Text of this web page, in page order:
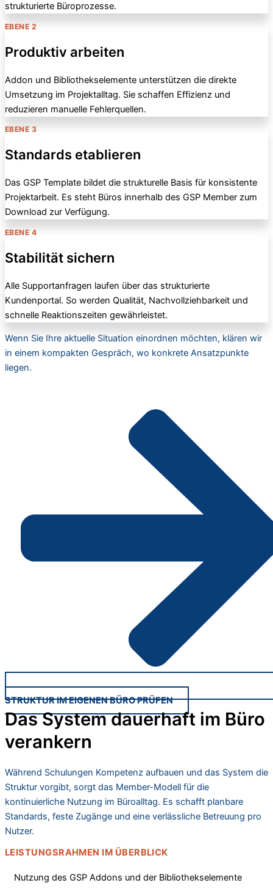
strukturierte Büroprozesse.
EBENE 2
Produktiv arbeiten
Addon und Bibliothekselemente unterstützen die direkte
Umsetzung im Projektalltag. Sie schaffen Effizienz und
reduzieren manuelle Fehlerquellen.
EBENE 3
Standards etablieren
Das GSP Template bildet die strukturelle Basis für konsistente
Projektarbeit. Es steht Büros innerhalb des GSP Member zum
Download zur Verfügung.
EBENE 4
Stabilität sichern
Alle Supportanfragen laufen über das strukturierte
Kundenportal. So werden Qualität, Nachvollziehbarkeit und
schnelle Reaktionszeiten gewährleistet.
Wenn Sie Ihre aktuelle Situation einordnen möchten, klären wir
in einem kompakten Gespräch, wo konkrete Ansatzpunkte
liegen.
STRUKTUR IM EIGENEN BÜRO PRÜFEN
Das System dauerhaft im Büro
verankern
Während Schulungen Kompetenz aufbauen und das System die
Struktur vorgibt, sorgt das Member-Modell für die
kontinuierliche Nutzung im Büroalltag. Es schafft planbare
Standards, feste Zugänge und eine verlässliche Betreuung pro
Nutzer.
LEISTUNGSRAHMEN IM ÜBERBLICK
Nutzung des GSP Addons und der Bibliothekselemente